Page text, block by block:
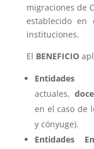
migraciones de
establecido en
instituciones.
El BENEFICIO
actuales,
en el caso de
y cónyuge).
Entidades